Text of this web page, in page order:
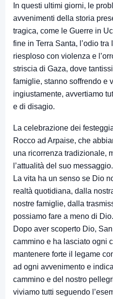
In questi ultimi giorni, le
avvenimenti della storia
tragica, come le Guerre in
fine in Terra Santa, l’odio
riesploso con violenza e
striscia di Gaza, dove
famiglie, stanno soffrendo e
ingiustamente, avvertiamo
e di disagio.
La celebrazione dei
Rocco ad Arpaise, che
una ricorrenza tradizionale,
l’attualità del suo messaggio.
La vita ha un senso se Dio
realtà quotidiana, dalla
nostre famiglie, dalla
possiamo fare a meno di Dio.
Dopo aver scoperto Dio,
cammino e ha lasciato ogni
mantenere forte il legame
ad ogni avvenimento e
cammino e del nostro
viviamo tutti seguendo